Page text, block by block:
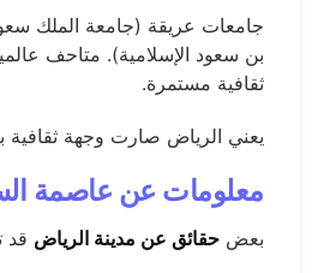
جامعات عريقة (جامعة الملك
بن سعود الإسلامية). متاحف
ثقافية مستمرة.
يعني الرياض صارت وجهة ثقافية
معلومات عن عاصمة
بعض حقائق عن مدينة الرياض قد